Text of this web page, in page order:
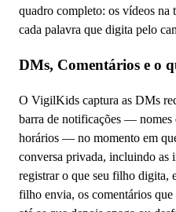
quadro completo: os vídeos na
cada palavra que digita pelo
DMs, Comentários e o
O VigilKids captura as DMs
barra de notificações — nomes
horários — no momento em
conversa privada, incluindo as
registrar o que seu filho digita,
filho envia, os comentários